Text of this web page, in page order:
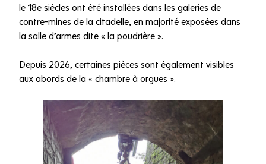
le 18e siècles ont été installées dans les galeries de
contre-mines de la citadelle, en majorité exposées dans
la salle d’armes dite « la poudrière ».
Depuis 2026, certaines pièces sont également visibles
aux abords de la « chambre à orgues ».